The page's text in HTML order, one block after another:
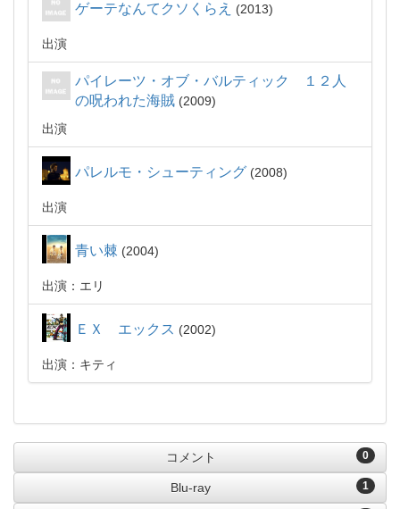
ゲーテなんてクソくらえ 2013
出演
パイレーツ・オブ・バルティック １２人
の呪われた海賊
2009
出演
パレルモ・シューティング 2008
出演
青い棘 2004
出演：エリ
ＥＸ エックス 2002
出演：キティ
0
コメント
1
Blu-ray